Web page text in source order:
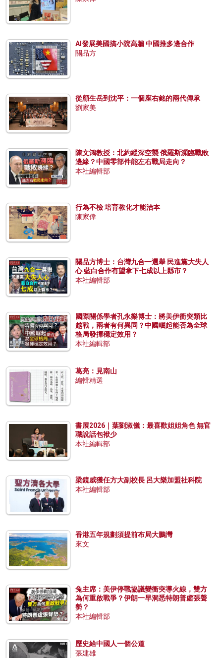
AI發展美國搞小院高牆 中國推多邊合作
關品方
從顧生岳到沈平：一個座右銘的兩代傳承
劉家美
陳文鴻教授：北約縱深空襲 俄羅斯瀕臨戰敗
邊緣？中國零部件能左右戰局走向？
本社編輯部
行為不檢 培育教化才能治本
陳家偉
關品方博士：台灣九合一選舉 民進黨大失人
心 藍白合作有望拿下七成以上縣市？
本社編輯部
國際關係學者孔永樂博士：將美伊衝突類比
越戰，兩者有何異同？中國崛起能否為全球
格局發揮穩定效用？
本社編輯部
葛亮：見南山
編輯精選
書展2026｜葉劉淑儀：最喜歡姐姐角色 無官
職說話包袱少
本社編輯部
梁鏡威獲任方大副校長 呂大樂加盟社科院
本社編輯部
香港五年規劃須提前布局大鵬灣
來文
兔主席：美伊停戰協議變衝突導火線，雙方
為何重啟戰爭？伊朗一早洞悉特朗普虛張聲
勢？
本社編輯部
歷史給中國人一個公道
張建雄